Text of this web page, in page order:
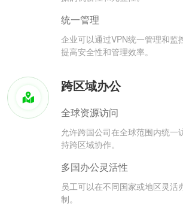
统一管理
企业可以通过VPN统一管理和监
提高安全性和管理效率。
跨区域办公
全球资源访问
允许跨国公司在全球范围内统一
持跨区域协作。
多国办公灵活性
员工可以在不同国家或地区灵活
制。